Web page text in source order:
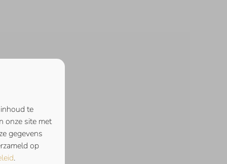
te
onze site met
gegevens
op
.